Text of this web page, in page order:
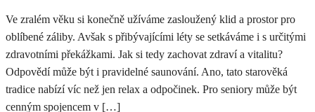
Ve zralém věku si konečně užíváme zasloužený klid a prostor pro
oblíbené záliby. Avšak s přibývajícími léty se setkáváme i s určitými
zdravotními překážkami. Jak si tedy zachovat zdraví a vitalitu?
Odpovědí může být i pravidelné saunování. Ano, tato starověká
tradice nabízí víc než jen relax a odpočinek. Pro seniory může být
cenným spojencem v […]